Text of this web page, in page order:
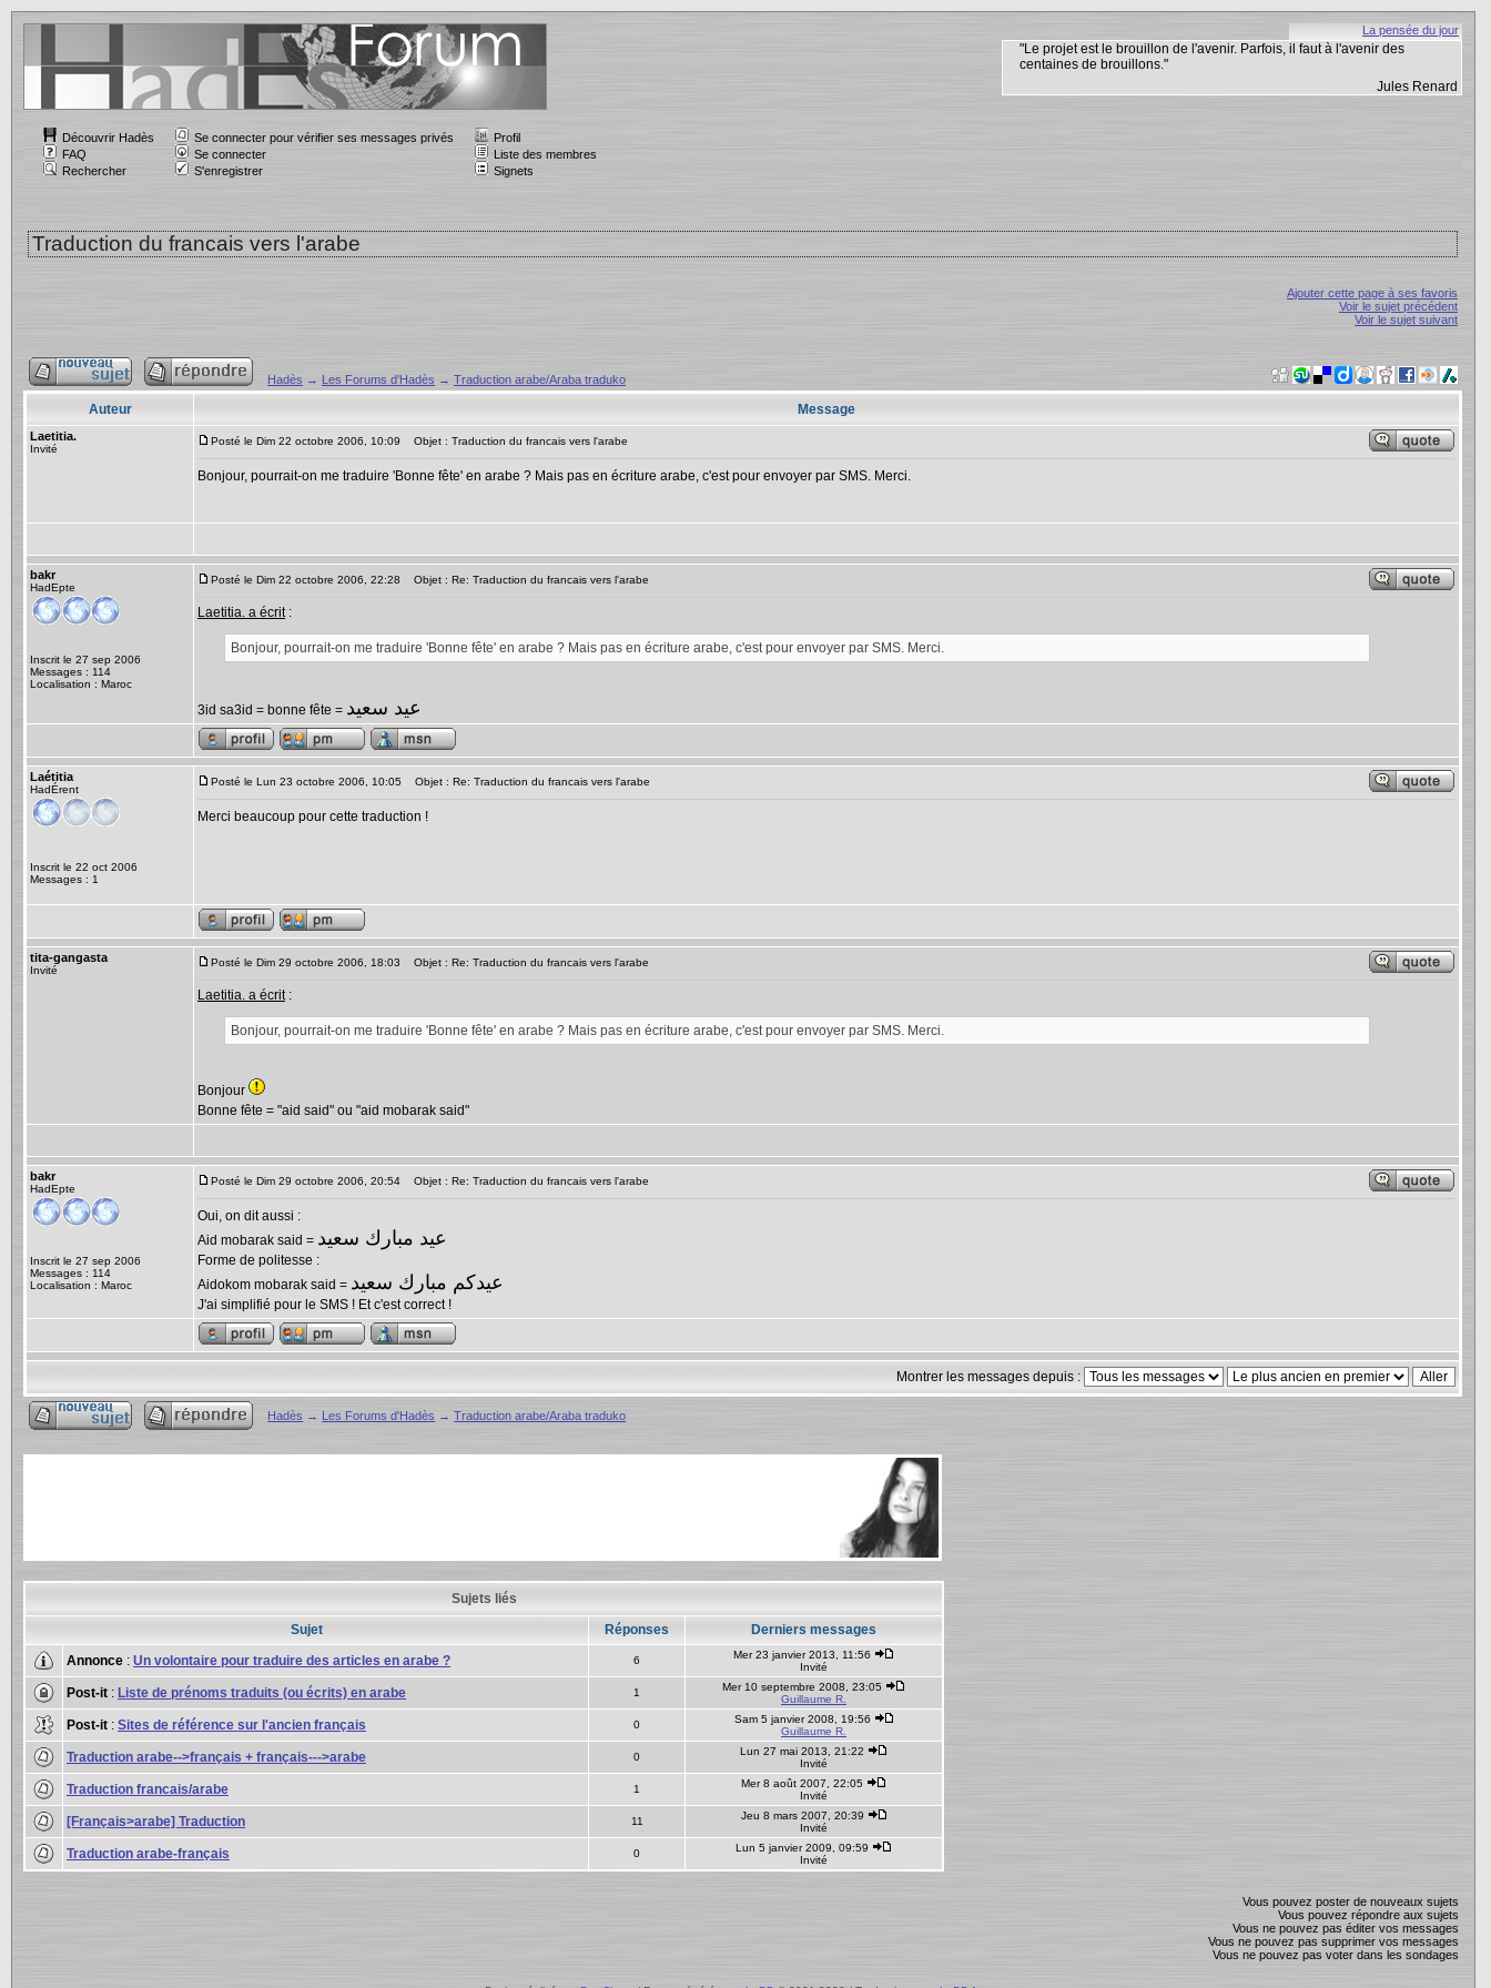
La pensée du jour
"Le projet est le brouillon de l'avenir. Parfois, il faut à l'avenir des
centaines de brouillons."
Jules Renard
Découvrir Hadès
FAQ
Rechercher
Se connecter pour vérifier ses messages privés
Se connecter
S'enregistrer
Profil
Liste des membres
Signets
Traduction du francais vers l'arabe
Hadès → Les Forums d'Hadès → Traduction arabe/Araba traduko
Ajouter cette page à ses favoris
Voir le sujet précédent
Voir le sujet suivant
Auteur Message
Laetitia.
Invité
Posté le Dim 22 octobre 2006, 10:09 Objet : Traduction du francais vers l'arabe
Bonjour, pourrait-on me traduire 'Bonne fête' en arabe ? Mais pas en écriture arabe, c'est pour envoyer par SMS. Merci.
bakr
HadEpte
Inscrit le 27 sep 2006
Messages : 114
Localisation : Maroc
Posté le Dim 22 octobre 2006, 22:28 Objet : Re: Traduction du francais vers l'arabe
Laetitia. a écrit:
Bonjour, pourrait-on me traduire 'Bonne fête' en arabe ? Mais pas en écriture arabe, c'est pour envoyer par SMS. Merci.
3id sa3id = bonne fête = عيد سعيد
Laétitia
HadÉrent
Inscrit le 22 oct 2006
Messages : 1
Posté le Lun 23 octobre 2006, 10:05 Objet : Re: Traduction du francais vers l'arabe
Merci beaucoup pour cette traduction !
tita-gangasta
Invité
Posté le Dim 29 octobre 2006, 18:03 Objet : Re: Traduction du francais vers l'arabe
Laetitia. a écrit:
Bonjour, pourrait-on me traduire 'Bonne fête' en arabe ? Mais pas en écriture arabe, c'est pour envoyer par SMS. Merci.
Bonjour
Bonne fête = "aid said" ou "aid mobarak said"
bakr
HadEpte
Inscrit le 27 sep 2006
Messages : 114
Localisation : Maroc
Posté le Dim 29 octobre 2006, 20:54 Objet : Re: Traduction du francais vers l'arabe
Oui, on dit aussi :
Aid mobarak said = عيد مبارك سعيد
Forme de politesse :
Aidokom mobarak said = عيدكم مبارك سعيد
J'ai simplifié pour le SMS ! Et c'est correct !
Montrer les messages depuis :
Hadès → Les Forums d'Hadès →Traduction arabe/Araba traduko
Sujets liés
Sujet
Réponses
Derniers messages
Annonce : Un volontaire pour traduire des articles en arabe ? 6
Mer 23 janvier 2013, 11:56
Invité
Post-it : Liste de prénoms traduits (ou écrits) en arabe 1
Mer 10 septembre 2008, 23:05
Guillaume R.
Post-it : Sites de référence sur l'ancien français 0
Sam 5 janvier 2008, 19:56
Guillaume R.
Traduction arabe-->français + français--->arabe 0
Lun 27 mai 2013, 21:22
Invité
Traduction francais/arabe 1
Mer 8 août 2007, 22:05
Invité
[Français>arabe] Traduction 11
Jeu 8 mars 2007, 20:39
Invité
Traduction arabe-français 0
Lun 5 janvier 2009, 09:59
Invité
Vous pouvez poster de nouveaux sujets
Vous pouvez répondre aux sujets
Vous ne pouvez pas éditer vos messages
Vous ne pouvez pas supprimer vos messages
Vous ne pouvez pas voter dans les sondages